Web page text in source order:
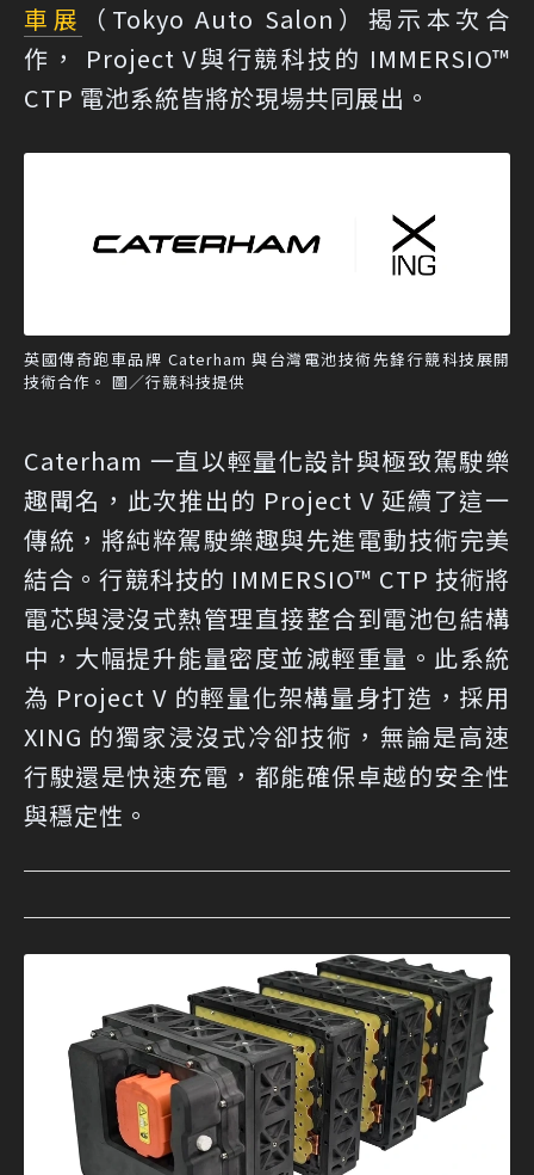
車展
（Tokyo Auto Salon）揭示本次合
作， Project V與行競科技的 IMMERSIO™
CTP 電池系統皆將於現場共同展出。
英國傳奇跑車品牌 Caterham 與台灣電池技術先鋒行競科技展開
技術合作。 圖／行競科技提供
Caterham 一直以輕量化設計與極致駕駛樂
趣聞名，此次推出的 Project V 延續了這一
傳統，將純粹駕駛樂趣與先進電動技術完美
結合。行競科技的 IMMERSIO™ CTP 技術將
電芯與浸沒式熱管理直接整合到電池包結構
中，大幅提升能量密度並減輕重量。此系統
為 Project V 的輕量化架構量身打造，採用
XING 的獨家浸沒式冷卻技術，無論是高速
行駛還是快速充電，都能確保卓越的安全性
與穩定性。